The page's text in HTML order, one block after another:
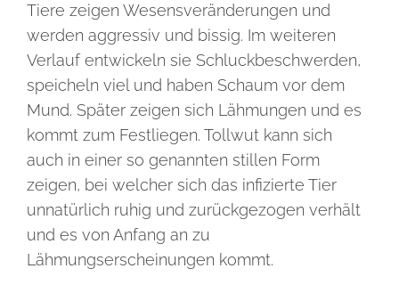
Tiere zeigen Wesensveränderungen und
werden aggressiv und bissig. Im weiteren
Verlauf entwickeln sie Schluckbeschwerden,
speicheln viel und haben Schaum vor dem
Mund. Später zeigen sich Lähmungen und es
kommt zum Festliegen. Tollwut kann sich
auch in einer so genannten stillen Form
zeigen, bei welcher sich das infizierte Tier
unnatürlich ruhig und zurückgezogen verhält
und es von Anfang an zu
Lähmungserscheinungen kommt.